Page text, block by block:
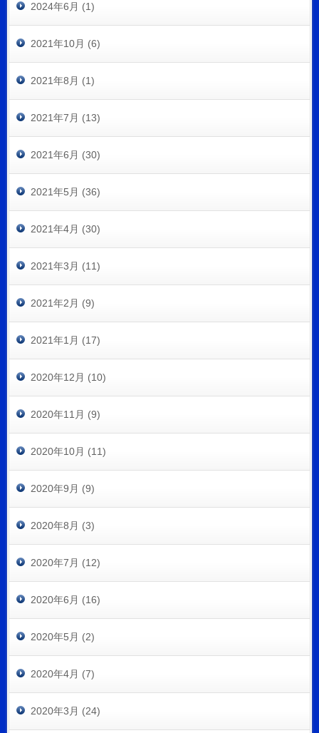
2024年6月 (1)
2021年10月 (6)
2021年8月 (1)
2021年7月 (13)
2021年6月 (30)
2021年5月 (36)
2021年4月 (30)
2021年3月 (11)
2021年2月 (9)
2021年1月 (17)
2020年12月 (10)
2020年11月 (9)
2020年10月 (11)
2020年9月 (9)
2020年8月 (3)
2020年7月 (12)
2020年6月 (16)
2020年5月 (2)
2020年4月 (7)
2020年3月 (24)